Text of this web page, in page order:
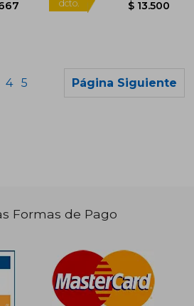
dcto.
4 5 Página Siguiente
Formas de Pago